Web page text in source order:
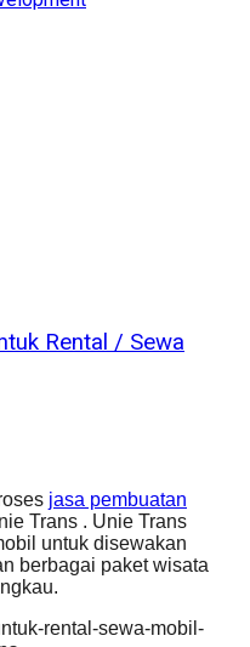
Rental / Sewa
jasa pembuatan
Trans . Unie Trans
untuk disewakan
berbagai paket wisata